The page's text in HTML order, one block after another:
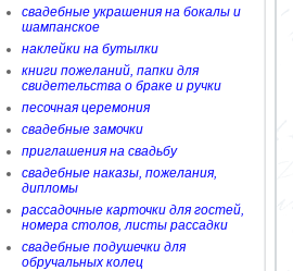
свадебные украшения на бокалы и
шампанское
наклейки на бутылки
книги пожеланий, папки для
свидетельства о браке и ручки
песочная церемония
свадебные замочки
приглашения на свадьбу
свадебные наказы, пожелания,
дипломы
рассадочные карточки для гостей,
номера столов, листы рассадки
свадебные подушечки для
обручальных колец